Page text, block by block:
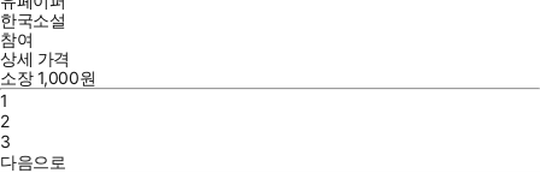
한국소설
참여
상세 가격
소장1,000원
1
2
3
다음으로